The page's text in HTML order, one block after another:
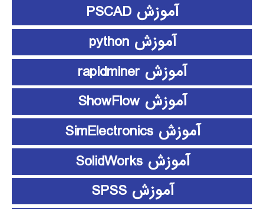
آموزش PSCAD
آموزش python
آموزش rapidminer
آموزش ShowFlow
آموزش SimElectronics
آموزش SolidWorks
آموزش SPSS